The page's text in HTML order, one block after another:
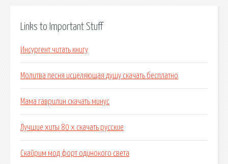
Links to Important Stuff
Инсургент читать книгу
Молитва песня исцеляющая душу скачать бесплатно
Мама гаврилин скачать минус
Лучшие хиты 80 х скачать русские
Скайрим мод форт одинокого света